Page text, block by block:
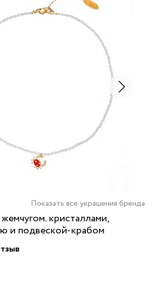
Показать все украшения бренда
кристаллами,
и подвеской-крабом